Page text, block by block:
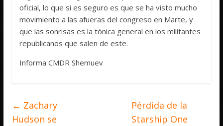
oficial, lo que si es seguro es que se ha visto mucho
movimiento a las afueras del congreso en Marte, y
que las sonrisas es la tónica general en los militantes
republicanos que salen de este.
Informa CMDR Shemuev
← Zachary
Hudson se
Pérdida de la
Starship One